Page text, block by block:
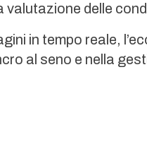
delle
in tempo reale,
al seno e nella